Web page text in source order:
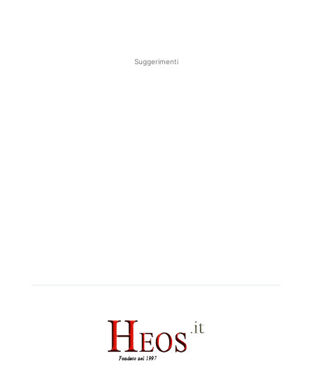
Suggerimenti